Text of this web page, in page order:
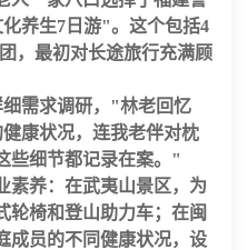
养生7日游"。这个包括4
，最初对长途旅行充满顾
需求调研，"林老回忆
康状况，连我老伴对枕
些细节都记录在案。"
素养：在武夷山景区，为
轮椅和登山助力车；在闽
成员的不同健康状况，设